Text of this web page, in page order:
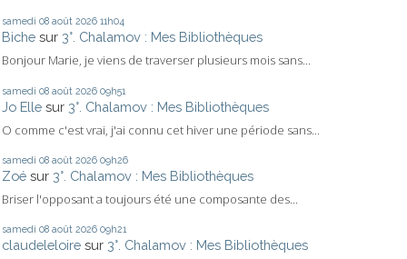
samedi 08 août 2026 11h04
Biche sur 3°. Chalamov : Mes Bibliothèques
Bonjour Marie, je viens de traverser plusieurs mois sans...
samedi 08 août 2026 09h51
Jo Elle sur 3°. Chalamov : Mes Bibliothèques
O comme c'est vrai, j'ai connu cet hiver une période sans...
samedi 08 août 2026 09h26
Zoé sur 3°. Chalamov : Mes Bibliothèques
Briser l'opposant a toujours été une composante des...
samedi 08 août 2026 09h21
claudeleloire sur 3°. Chalamov : Mes Bibliothèques